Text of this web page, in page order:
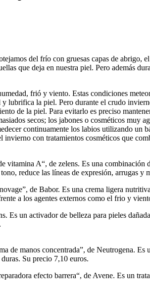
del frío con gruesas capas de abrigo,
que deja en nuestra piel. Pero además
frió y viento. Estas condiciones
lubrifica la piel. Pero durante el crudo
de la piel. Para evitarlo es preciso
secos; los jabones o cosméticos muy
continuamente los labios utilizando un
con tratamientos cosméticos que
vitamina A“, de zelens. Es una
reduce las líneas de expresión, arrugas
de Babor. Es una crema ligera
a los agentes externos como el frio y
Es un activador de belleza para pieles
de manos concentrada”, de Neutrogena. Es
Su precio 7,10 euros.
efecto barrera“, de Avene. Es un